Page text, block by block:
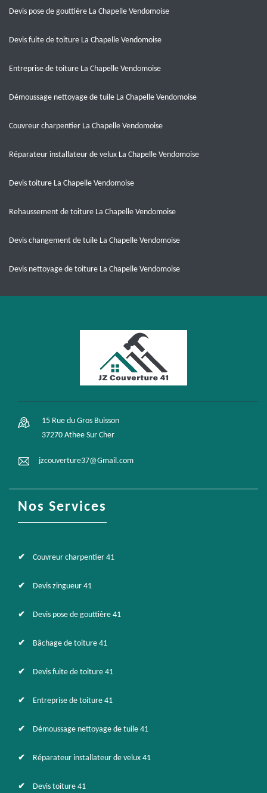
Devis pose de gouttière La Chapelle Vendomoise
Devis fuite de toiture La Chapelle Vendomoise
Entreprise de toiture La Chapelle Vendomoise
Démoussage nettoyage de tuile La Chapelle Vendomoise
Couvreur charpentier La Chapelle Vendomoise
Réparateur installateur de velux La Chapelle Vendomoise
Devis toiture La Chapelle Vendomoise
Rehaussement de toiture La Chapelle Vendomoise
Devis changement de tuile La Chapelle Vendomoise
Devis nettoyage de toiture La Chapelle Vendomoise
15 Rue du Gros Buisson
37270 Athee Sur Cher
jzcouverture37@Gmail.com
Nos Services
Couvreur charpentier 41
Devis zingueur 41
Devis pose de gouttière 41
Bâchage de toiture 41
Devis fuite de toiture 41
Entreprise de toiture 41
Démoussage nettoyage de tuile 41
Réparateur installateur de velux 41
Devis toiture 41